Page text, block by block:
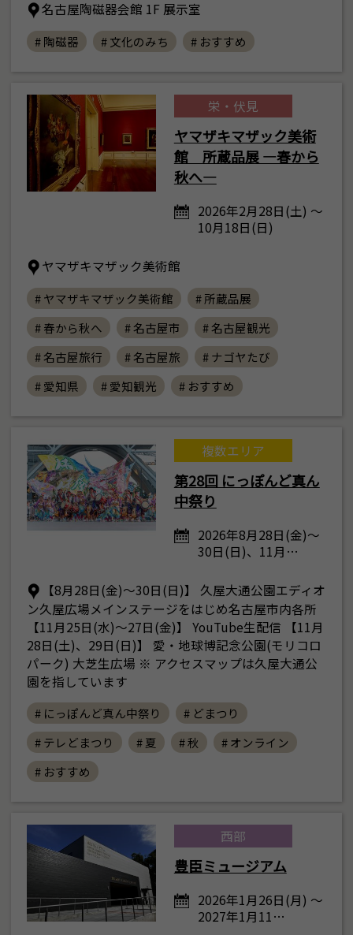
名古屋陶磁器会館 1F 展示室
# 陶磁器 # 文化のみち # おすすめ
栄・伏見
ヤマザキマザック美術
館 所蔵品展 ―春から
秋へ―
2026年2月28日(土) ～
10月18日(日)
ヤマザキマザック美術館
# ヤマザキマザック美術館
# 所蔵品展
# 春から秋へ
# 名古屋市
# 名古屋観光
# 名古屋旅行
# 名古屋旅
# ナゴヤたび
# 愛知県
# 愛知観光 # おすすめ
複数エリア
第28回 にっぽんど真ん
中祭り
2026年8月28日(金)～
30日(日)、11月…
【8月28日(金)～30日(日)】 久屋大通公園エディオ
ン久屋広場メインステージをはじめ名古屋市内各所
【11月25日(水)～27日(金)】 YouTube生配信 【11月
28日(土)、29日(日)】 愛・地球博記念公園(モリコロ
パーク) 大芝生広場 ※ アクセスマップは久屋大通公
園を指しています
# にっぽんど真ん中祭り
# どまつり
# テレどまつり
# 夏 # 秋
# オンライン
# おすすめ
西部
豊臣ミュージアム
2026年1月26日(月) ～
2027年1月11…